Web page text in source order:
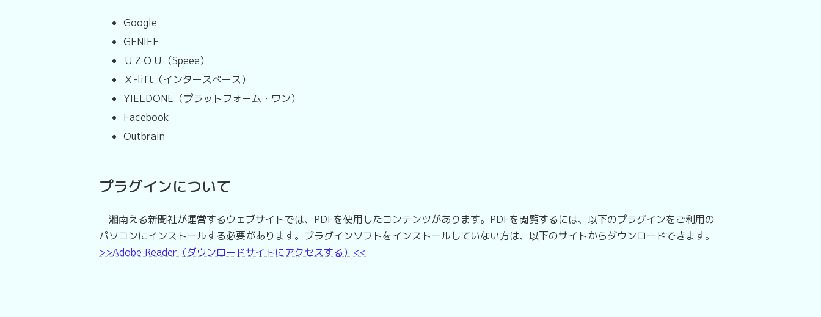
Google
GENIEE
ＵＺＯＵ（Speee）
Ｘ-lift（インタースペース）
YIELDONE（プラットフォーム・ワン）
Facebook
Outbrain
プラグインについて
湘南える新聞社が運営するウェブサイトでは、PDFを使用したコンテンツがあります。PDFを閲覧するには、以下のプラグインをご利用の
パソコンにインストールする必要があります。ブラグインソフトをインストールしていない方は、以下のサイトからダウンロードできます。
>>Adobe Reader（ダウンロードサイトにアクセスする）<<